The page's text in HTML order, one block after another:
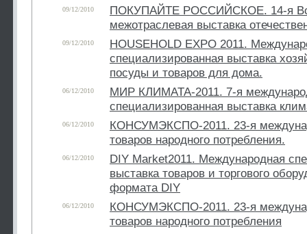
09/12/2010
ПОКУПАЙТЕ РОССИЙСКОЕ. 14-я
межотраслевая выставка
09/12/2010
HOUSEHOLD EXPO 2011.
специализированная выставка
посуды и товаров для дома.
06/12/2010
МИР КЛИМАТА-2011. 7-я
специализированная выставка
06/12/2010
КОНСУМЭКСПО-2011. 23-я
товаров народного потребления.
06/12/2010
DIY Market2011. Международная
выставка товаров и торгового
формата DIY
06/12/2010
КОНСУМЭКСПО-2011. 23-я
товаров народного потребления